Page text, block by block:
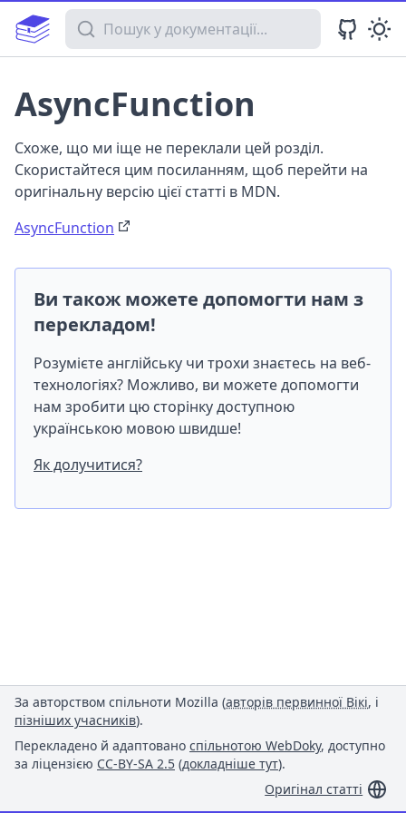
Пошук у документації
AsyncFunction
Схоже, що ми іще не переклали цей розділ.
Скористайтеся цим посиланням, щоб перейти на
оригінальну версію цієї статті в MDN.
AsyncFunction
Ви також можете допомогти нам з
перекладом!
Розумієте англійську чи трохи знаєтесь на веб-
технологіях? Можливо, ви можете допомогти
нам зробити цю сторінку доступною
українською мовою швидше!
Як долучитися?
За авторством спільноти Mozilla (авторів первинної Вікі, і
пізніших учасників).
Перекладено й адаптовано спільнотою WebDoky, доступно
за ліцензією CC-BY-SA 2.5 (докладніше тут).
Оригінал статті